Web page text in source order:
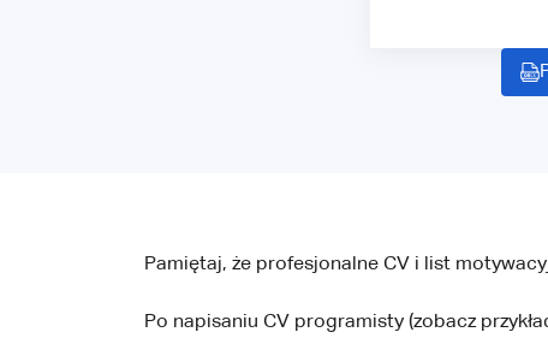
Pamiętaj, że profesjonalne CV i list
Po napisaniu CV programisty (zobacz